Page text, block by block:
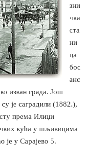
зни
чка
ста
ни
ца
бос
анс
изван града. Још
је саградили (1882.),
према Илиџи
кућа у шљивицима
је у Сарајево 5.